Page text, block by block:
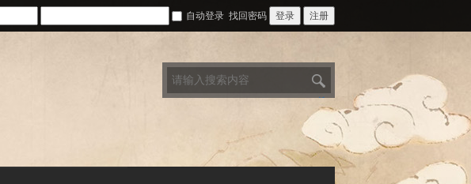
自动登录 找回密码 登录 注册